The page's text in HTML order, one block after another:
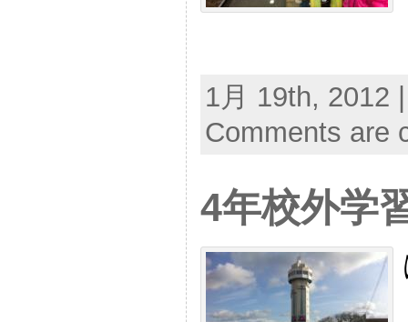
1月 19th, 2012
Comments are
4年校外学